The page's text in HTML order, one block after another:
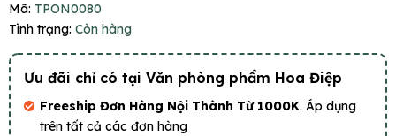
Mã: TPON0080
Tình trạng: Còn hàng
Ưu đãi chỉ có tại Văn phòng phẩm Hoa Điệp
Freeship Đơn Hàng Nội Thành Từ 1000K. Áp dụng
trên tất cả các đơn hàng